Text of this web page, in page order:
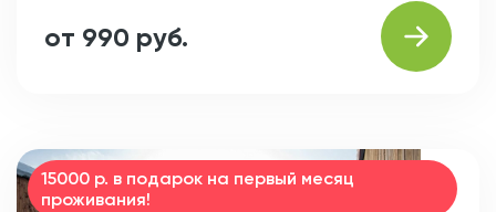
от 990 руб.
15000 р. в подарок на первый месяц
проживания!